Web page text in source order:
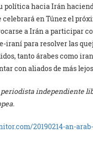
política hacia Irán
en Túnez el
a Irán a participar
iraní para resolver las
tanto árabes como
con aliados de más lejos.
independiente
20190214-an-